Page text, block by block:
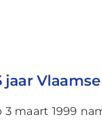
jaar
3 maart 1999